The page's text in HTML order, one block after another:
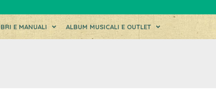
E MANUALI ALBUM MUSICALI E OUTLET